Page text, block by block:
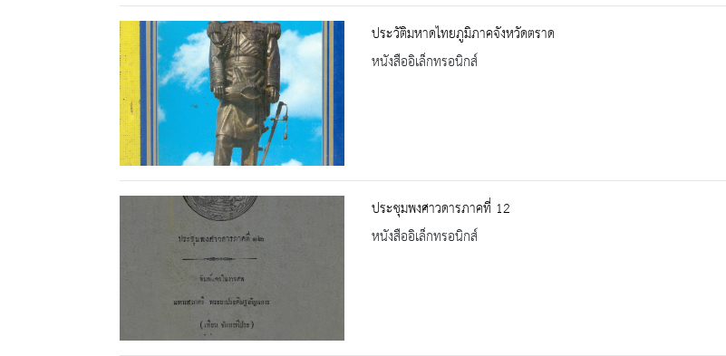
ประวัติมหาดไทยภูมิภาคจังหวัดตราด
หนังสืออิเล็กทรอนิกส์
ประชุมพงศาวดารภาคที่ 12
หนังสืออิเล็กทรอนิกส์